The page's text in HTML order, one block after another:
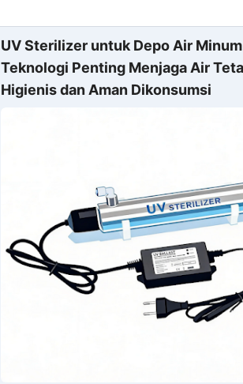
UV Sterilizer untuk Depo Air
Teknologi Penting Menjaga Air
Higienis dan Aman Dikonsumsi